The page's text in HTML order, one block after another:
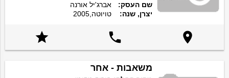
שם העסק:
אברג'יל אורנה
יצרן, שנה:
טויוטה,2005



משאבות - אחר